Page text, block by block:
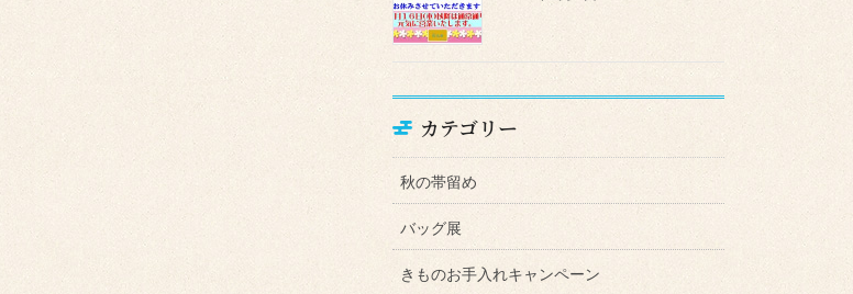
カテゴリー
秋の帯留め
バッグ展
きものお手入れキャンペーン